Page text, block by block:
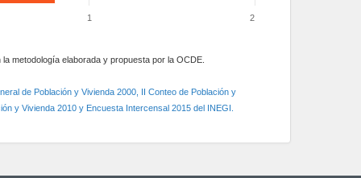
1 2
metodología elaborada y propuesta por la OCDE.
de Población y Vivienda 2000, II Conteo de Población y
y Vivienda 2010 y Encuesta Intercensal 2015 del INEGI.